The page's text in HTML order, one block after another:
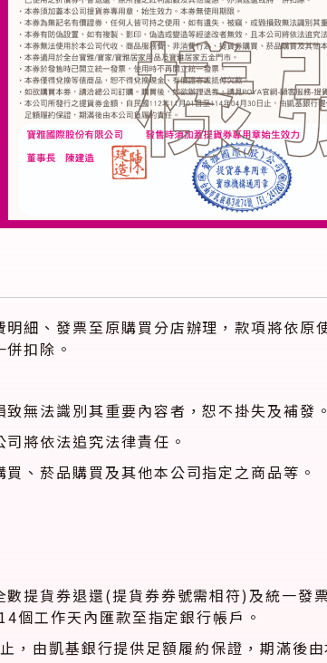
細、發票至原購買分店辦理，款項將依原
扣除。
無法識別其重要內容者，恕不掛失及補發。
將依法追究法律責任。
、菸品購買及其他本公司指定之商品等。
提貨券退還(提貨券券號需相符)及統一發
個工作天內匯款至指定銀行帳戶。
由凱基銀行提供足額履約保證，期滿後由